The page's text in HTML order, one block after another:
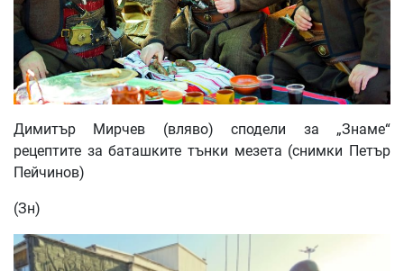
Димитър Мирчев (вляво) сподели за „Знаме“
рецептите за баташките тънки мезета (снимки Петър
Пейчинов)
(Зн)